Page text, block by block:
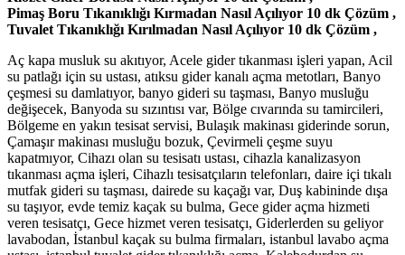
Pimaş Boru Tıkanıklığı Kırmadan Nasıl Açılıyor 10 dk Çözüm ,
Tuvalet Tıkanıklığı Kırılmadan Nasıl Açılıyor 10 dk Çözüm ,
Aç kapa musluk su akıtıyor, Acele gider tıkanması işleri yapan, Acil
su patlağı için su ustası, atıksu gider kanalı açma metotları, Banyo
çeşmesi su damlatıyor, banyo gideri su taşması, Banyo musluğu
değişecek, Banyoda su sızıntısı var, Bölge cıvarında su tamircileri,
Bölgeme en yakın tesisat servisi, Bulaşık makinası giderinde sorun,
Çamaşır makinası musluğu bozuk, Çevirmeli çeşme suyu
kapatmıyor, Cihazı olan su tesisatı ustası, cihazla kanalizasyon
tıkanması açma işleri, Cihazlı tesisatçıların telefonları, daire içi tıkalı
mutfak gideri su taşması, dairede su kaçağı var, Duş kabininde dışa
su taşıyor, evde temiz kaçak su bulma, Gece gider açma hizmeti
veren tesisatçı, Gece hizmet veren tesisatçı, Giderlerden su geliyor
lavabodan, İstanbul kaçak su bulma firmaları, istanbul lavabo açma